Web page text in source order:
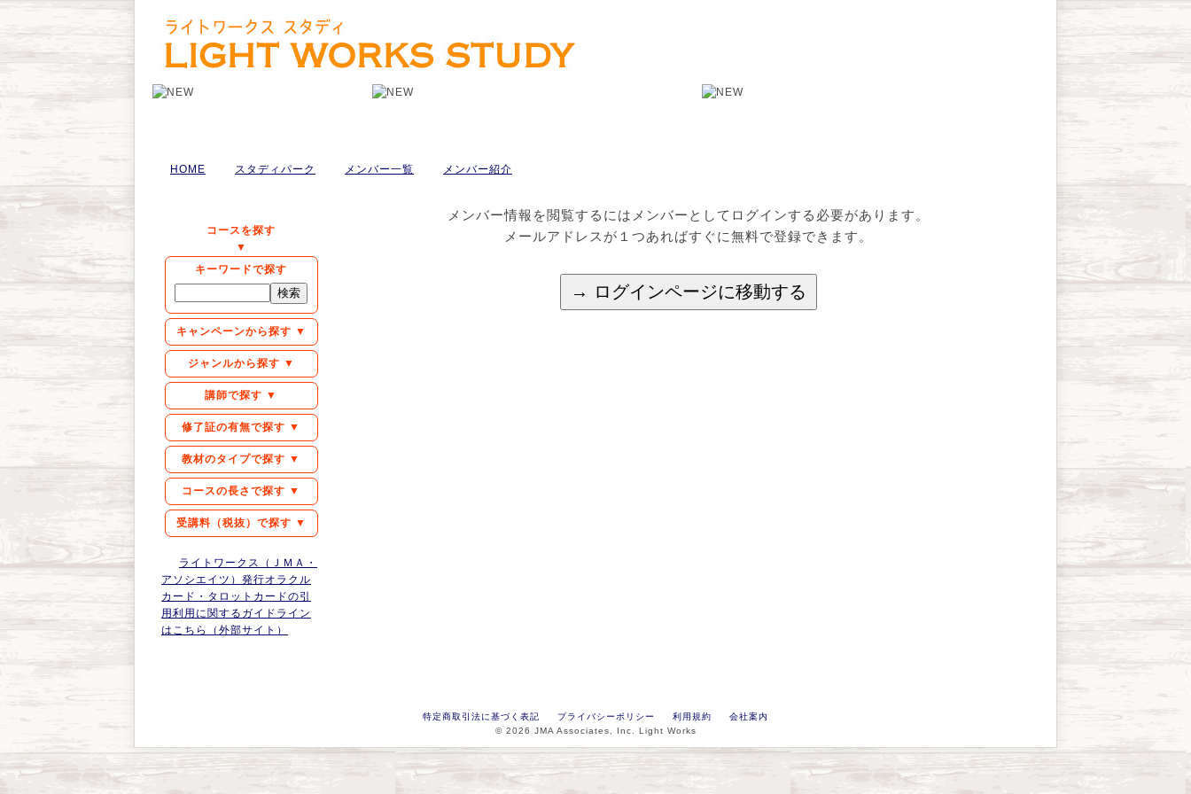
HOME スタディパーク メンバー一覧 メンバー紹介
コースを探す
▼
キーワードで探す
キャンペーンから探す ▼
ジャンルから探す ▼
講師で探す ▼
修了証の有無で探す ▼
教材のタイプで探す ▼
コースの長さで探す ▼
受講料（税抜）で探す ▼
ライトワークス（ＪＭＡ・
アソシエイツ）発行オラクル
カード・タロットカードの引
用利用に関するガイドライン
はこちら（外部サイト）
メンバー情報を閲覧するにはメンバーとしてログインする必要があります。
メールアドレスが１つあればすぐに無料で登録できます。
特定商取引法に基づく表記 プライバシーポリシー 利用規約
会社案内
© 2026 JMA Associates, Inc. Light Works